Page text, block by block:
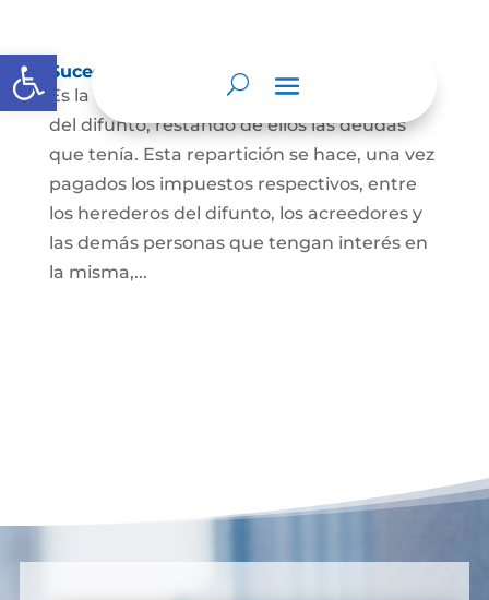
Abrir barra de herramientas
Sucesión de bienes por causa de muerte
Es la que se hace para repartir los bienes
del difunto, restando de ellos las deudas
que tenía. Esta repartición se hace, una vez
pagados los impuestos respectivos, entre
los herederos del difunto, los acreedores y
las demás personas que tengan interés en
la misma,...